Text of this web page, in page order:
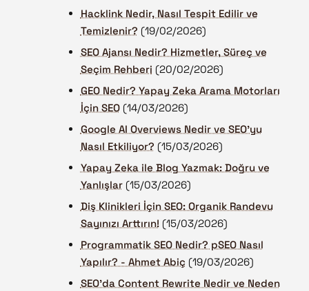
Hacklink Nedir, Nasıl Tespit Edilir ve
Temizlenir? (19/02/2026)
SEO Ajansı Nedir? Hizmetler, Süreç ve
Seçim Rehberi (20/02/2026)
GEO Nedir? Yapay Zeka Arama Motorları
İçin SEO (14/03/2026)
Google AI Overviews Nedir ve SEO'yu
Nasıl Etkiliyor? (15/03/2026)
Yapay Zeka ile Blog Yazmak: Doğru ve
Yanlışlar (15/03/2026)
Diş Klinikleri İçin SEO: Organik Randevu
Sayınızı Arttırın! (15/03/2026)
Programmatik SEO Nedir? pSEO Nasıl
Yapılır? - Ahmet Abiç (19/03/2026)
SEO'da Content Rewrite Nedir ve Neden